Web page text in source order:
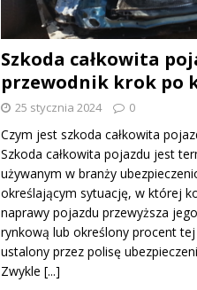
Szkoda całkowita
przewodnik krok po
25 stycznia 2024 0
Czym jest szkoda całkowita
Szkoda całkowita pojazdu jest
używanym w branży
określającym sytuację, w której
naprawy pojazdu przewyższa
rynkową lub określony procent
ustalony przez polisę
Zwykle [...]